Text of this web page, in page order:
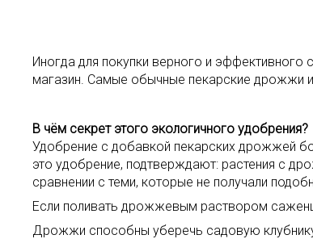
Иногда для покупки верного и эффективного
магазин. Самые обычные пекарские дрожжи
В чём секрет этого экологичного удобрения?
Удобрение с добавкой пекарских дрожжей
это удобрение, подтверждают: растения с
сравнении с теми, которые не получали
Если поливать дрожжевым раствором
Дрожжи способны уберечь садовую